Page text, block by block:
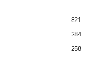
821
284
258